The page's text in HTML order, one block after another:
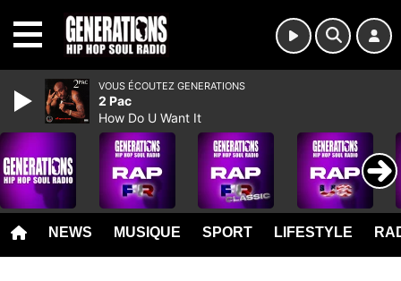
NEWS MUSIQUE SPORT LIFESTYLE
VOUS ÉCOUTEZ GENERATIONS
2 Pac
How Do U Want It